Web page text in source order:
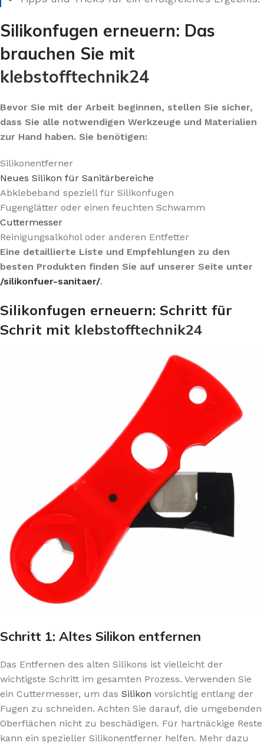
Silikonfugen erneuern: Das
brauchen Sie mit
klebstofftechnik24
Bevor Sie mit der Arbeit beginnen, stellen Sie sicher,
dass Sie alle notwendigen Werkzeuge und Materialien
zur Hand haben. Sie benötigen:
Silikonentferner
Neues Silikon für Sanitärbereiche
Abklebeband speziell für Silikonfugen
Fugenglätter oder einen feuchten Schwamm
Cuttermesser
Reinigungsalkohol oder anderen Entfetter
Eine detaillierte Liste und Empfehlungen zu den
besten Produkten finden Sie auf unserer Seite unter
/silikonfuer-sanitaer/.
Silikonfugen erneuern: Schritt für
Schrit mit klebstofftechnik24
Schritt 1: Altes Silikon entfernen
Das Entfernen des alten Silikons ist vielleicht der
wichtigste Schritt im gesamten Prozess. Verwenden Sie
ein Cuttermesser, um das Silikon vorsichtig entlang der
Fugen zu schneiden. Achten Sie darauf, die umgebenden
Oberflächen nicht zu beschädigen. Für hartnäckige Reste
kann ein spezieller Silikonentferner helfen. Mehr dazu